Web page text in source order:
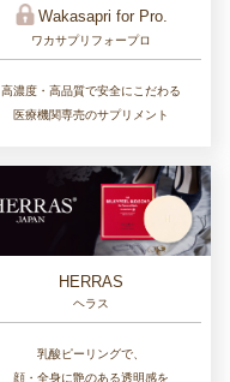
Wakasapri for Pro.
ワカサプリフォープロ
高濃度・高品質で安全にこだわる
医療機関専売のサプリメント
HERRAS
ヘラス
乳酸ピーリングで、
顔・全身に艶のある透明感を